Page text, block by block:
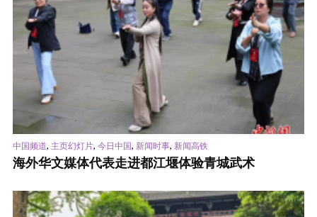
中国频道, 主页幻灯片, 今日中国, 新闻时事, 新闻高铁
海外华文媒体代表走进都江堰体验青城武术